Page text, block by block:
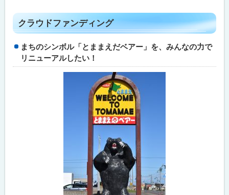
附
金
報
告
書
問
ト
ッ
プ
クラウドファンディング
まちのシンボル「とままえだベアー」を、みんなの力で
リニューアルしたい！